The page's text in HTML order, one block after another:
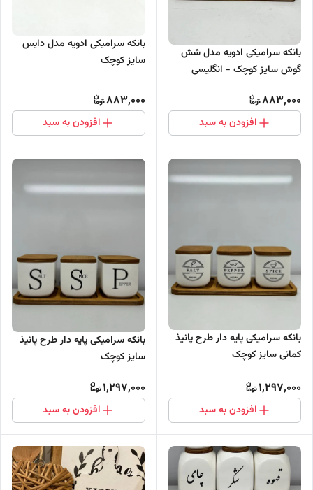
بانکه سرامیکی ادویه مدل شش
گوش سایز کوچک - انگلیسی
883,000
افزودن به سبد
بانکه سرامیکی ادویه مدل دایس
سایز کوچک
883,000
افزودن به سبد
بانکه سرامیکی پایه دار طرح پانیذ
کمانی سایز کوچک
1,297,000
افزودن به سبد
بانکه سرامیکی پایه دار طرح پانیذ
سایز کوچک
1,297,000
افزودن به سبد